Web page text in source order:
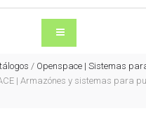
/ Openspace | Sistemas
| Armazónes y sistemas para